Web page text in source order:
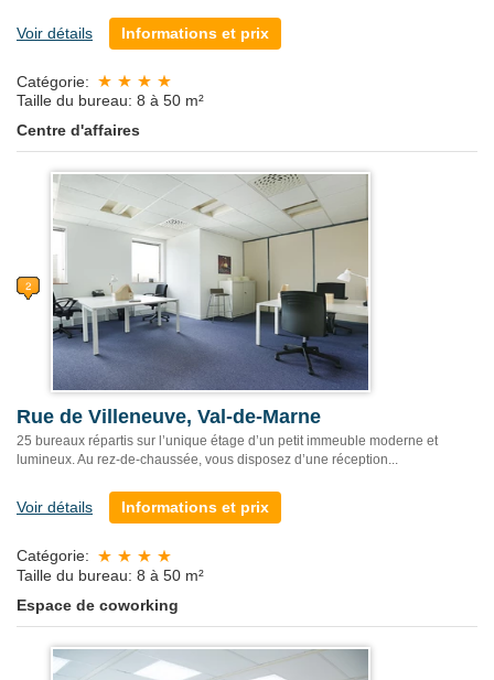
Voir détails Informations et prix
Catégorie:
Taille du bureau: 8 à 50 m²
Centre d'affaires
Rue de Villeneuve, Val-de-Marne
25 bureaux répartis sur l’unique étage d’un petit immeuble moderne et
lumineux. Au rez-de-chaussée, vous disposez d’une réception...
Voir détails Informations et prix
Catégorie:
Taille du bureau: 8 à 50 m²
Espace de coworking